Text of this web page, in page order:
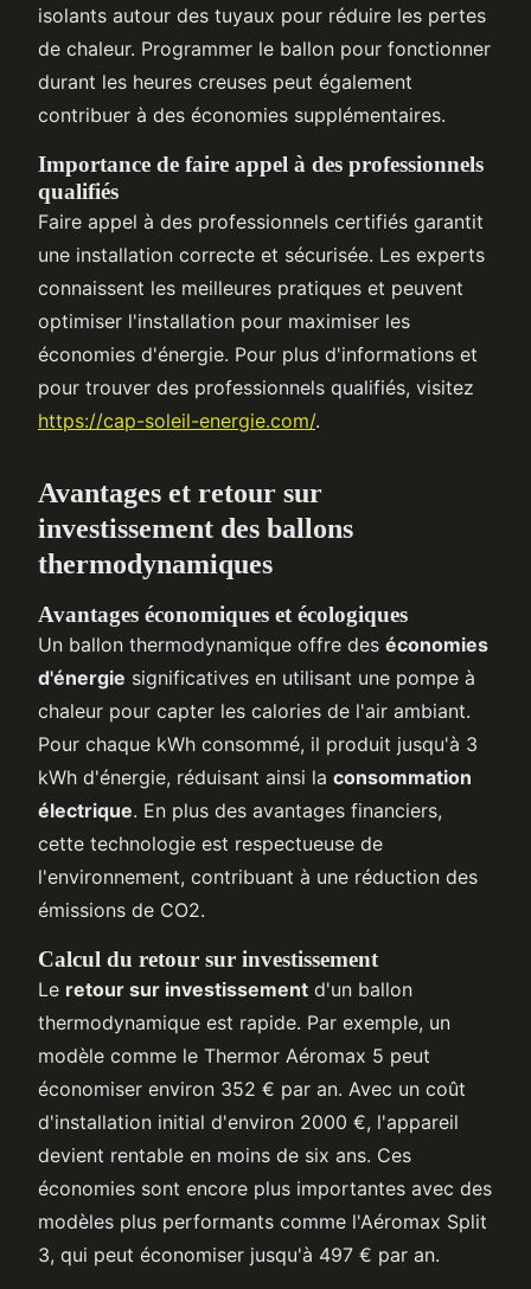
isolants autour des tuyaux pour réduire les pertes
de chaleur. Programmer le ballon pour fonctionner
durant les heures creuses peut également
contribuer à des économies supplémentaires.
Importance de faire appel à des professionnels
qualifiés
Faire appel à des professionnels certifiés garantit
une installation correcte et sécurisée. Les experts
connaissent les meilleures pratiques et peuvent
optimiser l'installation pour maximiser les
économies d'énergie. Pour plus d'informations et
pour trouver des professionnels qualifiés, visitez
https://cap-soleil-energie.com/.
Avantages et retour sur
investissement des ballons
thermodynamiques
Avantages économiques et écologiques
Un ballon thermodynamique offre des économies
d'énergie significatives en utilisant une pompe à
chaleur pour capter les calories de l'air ambiant.
Pour chaque kWh consommé, il produit jusqu'à 3
kWh d'énergie, réduisant ainsi la consommation
électrique. En plus des avantages financiers,
cette technologie est respectueuse de
l'environnement, contribuant à une réduction des
émissions de CO2.
Calcul du retour sur investissement
Le retour sur investissement d'un ballon
thermodynamique est rapide. Par exemple, un
modèle comme le Thermor Aéromax 5 peut
économiser environ 352 € par an. Avec un coût
d'installation initial d'environ 2000 €, l'appareil
devient rentable en moins de six ans. Ces
économies sont encore plus importantes avec des
modèles plus performants comme l'Aéromax Split
3, qui peut économiser jusqu'à 497 € par an.